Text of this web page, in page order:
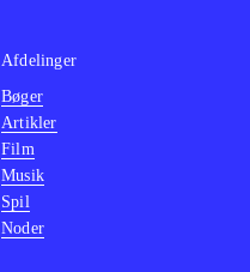
Afdelinger
Bøger
Artikler
Film
Musik
Spil
Noder